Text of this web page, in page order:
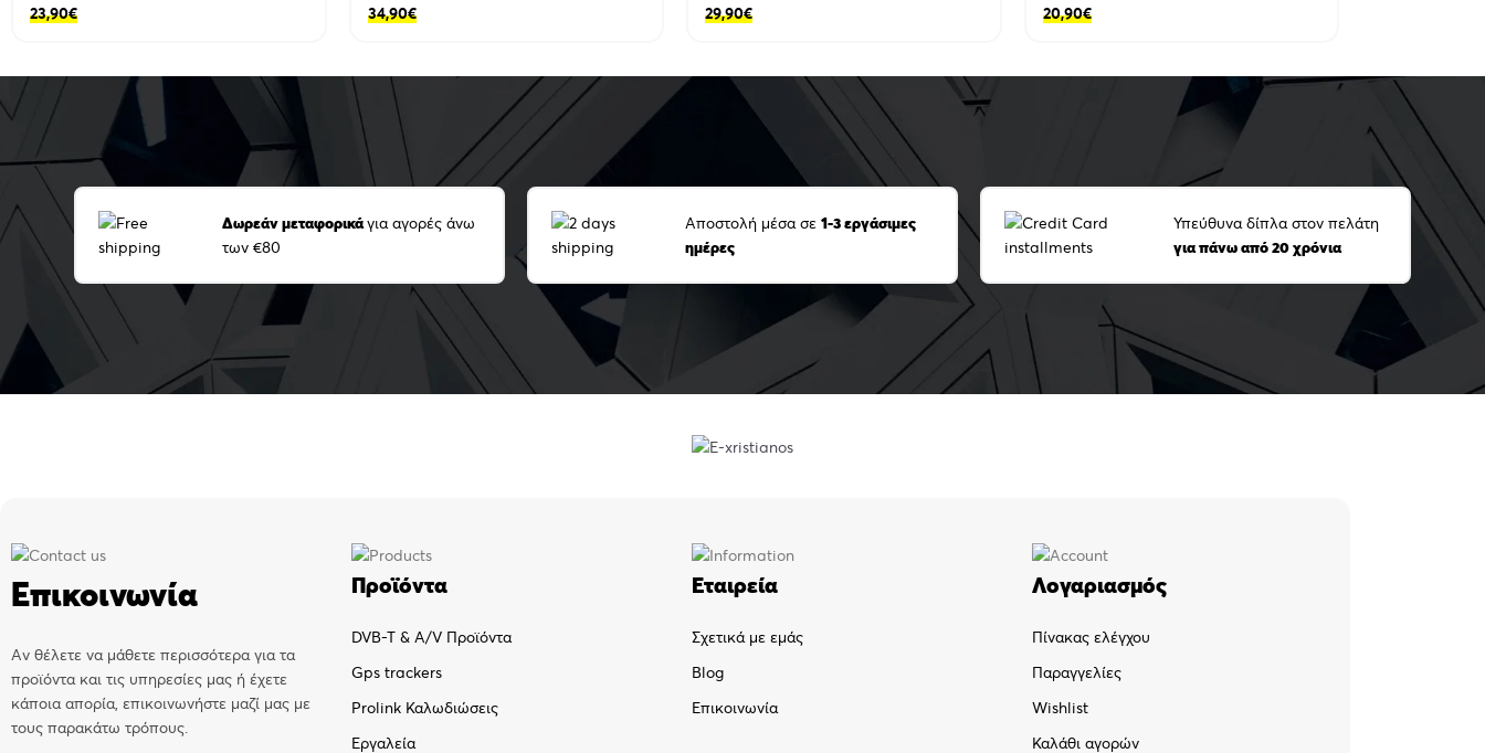
23,90€ 34,90€ 29,90€ 20,90€
Δωρεάν μεταφορικάγια αγορές άνω
των €80
Αποστολή μέσα σε 1-3 εργάσιμες
ημέρες
Υπεύθυνα δίπλα στον πελάτη
για πάνω από 20 χρόνια
Επικοινωνία
Αν θέλετε να μάθετε περισσότερα για τα
προϊόντα και τις υπηρεσίες μας ή έχετε
κάποια απορία, επικοινωνήστε μαζί μας με
τους παρακάτω τρόπους.
Προϊόντα
DVB-T & A/V Προϊόντα
Gps trackers
Prolink Καλωδιώσεις
Εργαλεία
Εταιρεία
Σχετικά με εμάς
Blog
Επικοινωνία
Λογαριασμός
Πίνακας ελέγχου
Παραγγελίες
Wishlist
Καλάθι αγορών